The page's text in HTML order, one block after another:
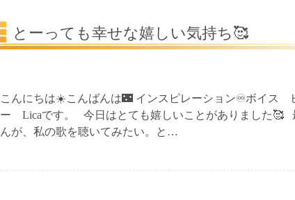
よくある質問
とーっても幸せな嬉しい気持ち🥰
こんにちは☀️こんばんは🌃 インスピレーション♾️ボイス
ー Licaです。 今日はとても嬉しいことがありました🥰
んが、私の歌を聴いてみたい。と…